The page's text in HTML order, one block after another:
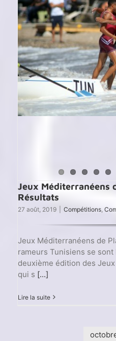
Jeux Méditerranéens
Résultats
27 août, 2019 Compétitions,
Jeux Méditerranéens de
rameurs Tunisiens se
deuxième édition des
qui s [...]
Lire la suite